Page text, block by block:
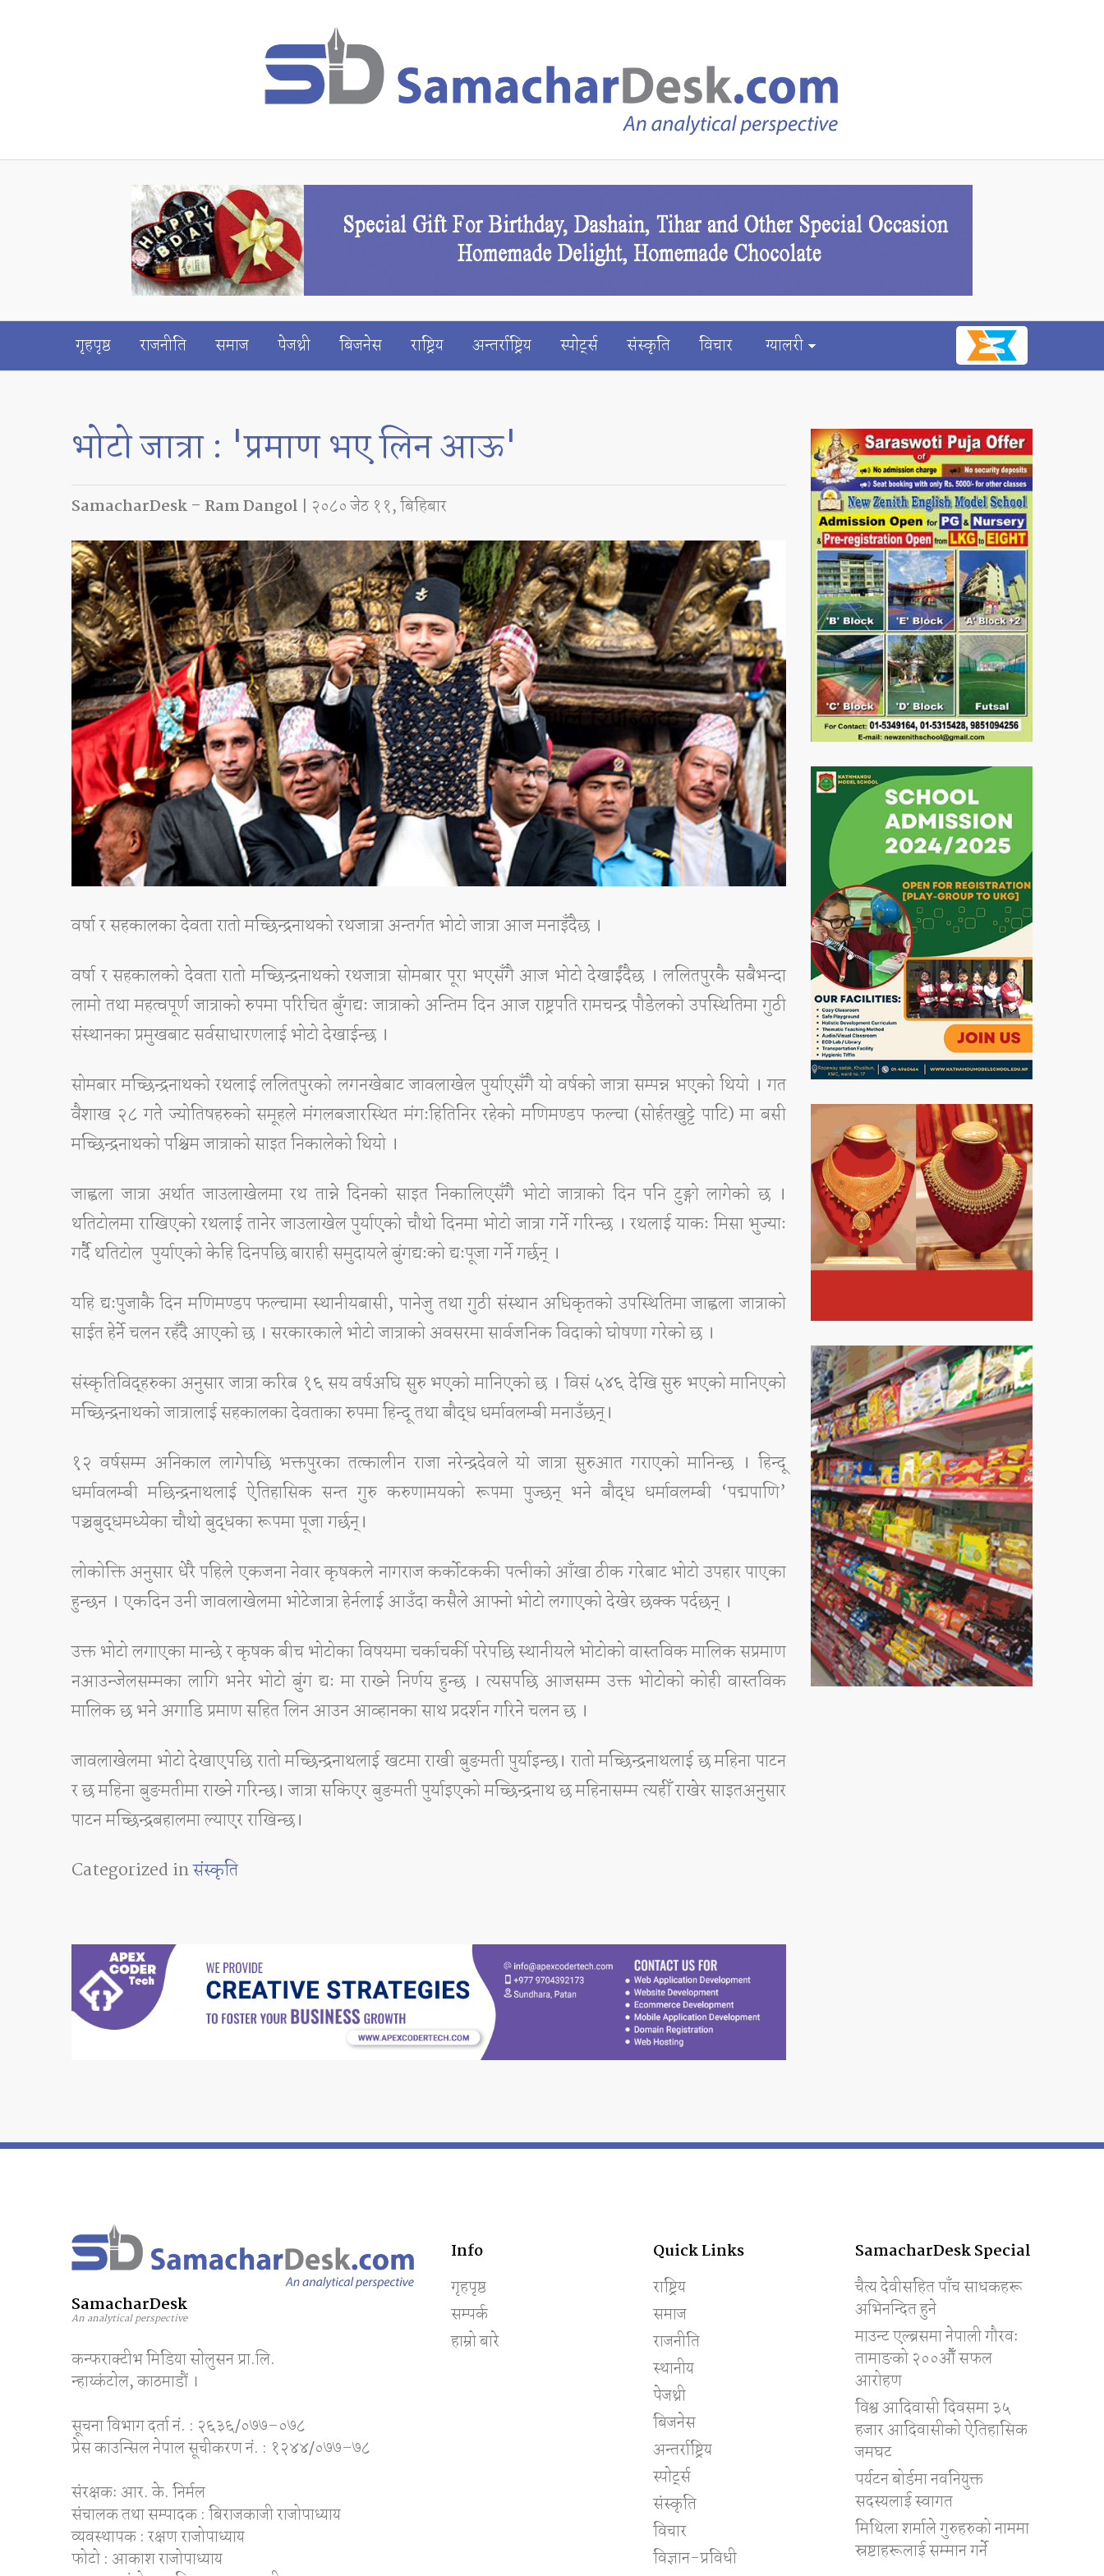
गृहपृष्ठ राजनीति समाज पेजथ्री बिजनेस राष्ट्रिय अन्तर्राष्ट्रिय स्पाेर्ट्स संस्कृति विचार ग्यालरी
भोटो जात्रा : 'प्रमाण भए लिन आऊ'
SamacharDesk – Ram Dangol | २०८० जेठ ११, बिहिबार
वर्षा र सहकालका देवता रातो मच्छिन्द्रनाथको रथजात्रा अन्तर्गत भोटो जात्रा आज मनाइँदैछ ।
वर्षा र सहकालको देवता रातो मच्छिन्द्रनाथको रथजात्रा सोमबार पूरा भएसँगै आज भोटो देखाईंदैछ । ललितपुरकै सबैभन्दा
लामो तथा महत्वपूर्ण जात्राको रुपमा परिचित बुँगद्यः जात्राको अन्तिम दिन आज राष्ट्रपति रामचन्द्र पौडेलको उपस्थितिमा गुठी
संस्थानका प्रमुखबाट सर्वसाधारणलाई भोटो देखाईन्छ ।
सोमबार मच्छिन्द्रनाथको रथलाई ललितपुरको लगनखेबाट जावलाखेल पुर्याएसँगै यो वर्षको जात्रा सम्पन्न भएको थियो । गत
वैशाख २८ गते ज्योतिषहरुको समूहले मंगलबजारस्थित मंगःहितिनिर रहेको मणिमण्डप फल्चा (सोर्हतखुट्टे पाटि) मा बसी
मच्छिन्द्रनाथको पश्चिम जात्राको साइत निकालेको थियो ।
जाह्वला जात्रा अर्थात जाउलाखेलमा रथ तान्ने दिनको साइत निकालिएसँगै भोटो जात्राको दिन पनि टुङ्गो लागेको छ ।
थतिटोलमा राखिएको रथलाई तानेर जाउलाखेल पुर्याएको चौथो दिनमा भोटो जात्रा गर्ने गरिन्छ । रथलाई याकः मिसा भुज्याः
गर्दै थतिटोल पुर्याएको केहि दिनपछि बाराही समुदायले बुंगद्यःको द्यःपूजा गर्ने गर्छन् ।
यहि द्यःपुजाकै दिन मणिमण्डप फल्चामा स्थानीयबासी, पानेजु तथा गुठी संस्थान अधिकृतको उपस्थितिमा जाह्वला जात्राको
साईत हेर्ने चलन रहँदै आएको छ । सरकारकाले भोटो जात्राको अवसरमा सार्वजनिक विदाको घोषणा गरेको छ ।
संस्कृतिविद्हरुका अनुसार जात्रा करिब १६ सय वर्षअघि सुरु भएको मानिएको छ । विसं ५४६ देखि सुरु भएको मानिएको
मच्छिन्द्रनाथको जात्रालाई सहकालका देवताका रुपमा हिन्दू तथा बौद्ध धर्मावलम्बी मनाउँछन्।
१२ वर्षसम्म अनिकाल लागेपछि भक्तपुरका तत्कालीन राजा नरेन्द्रदेवले यो जात्रा सुरुआत गराएको मानिन्छ । हिन्दू
धर्मावलम्बी मछिन्द्रनाथलाई ऐतिहासिक सन्त गुरु करुणामयको रूपमा पुज्छन् भने बौद्ध धर्मावलम्बी ‘पद्मपाणि’
पञ्चबुद्धमध्येका चौथो बुद्धका रूपमा पूजा गर्छन्।
लोकोक्ति अनुसार धेरै पहिले एकजना नेवार कृषकले नागराज कर्कोटककी पत्नीको आँखा ठीक गरेबाट भोटो उपहार पाएका
हुन्छन । एकदिन उनी जावलाखेलमा भोटेजात्रा हेर्नलाई आउँदा कसैले आफ्नो भोटो लगाएको देखेर छक्क पर्दछन् ।
उक्त भोटो लगाएका मान्छे र कृषक बीच भोटोका विषयमा चर्काचर्की परेपछि स्थानीयले भोटोको वास्तविक मालिक सप्रमाण
नआउन्जेलसम्मका लागि भनेर भोटो बुंग द्यः मा राख्ने निर्णय हुन्छ । त्यसपछि आजसम्म उक्त भोटोको कोही वास्तविक
मालिक छ भने अगाडि प्रमाण सहित लिन आउन आव्हानका साथ प्रदर्शन गरिने चलन छ ।
जावलाखेलमा भोटो देखाएपछि रातो मच्छिन्द्रनाथलाई खटमा राखी बुङमती पुर्याइन्छ। रातो मच्छिन्द्रनाथलाई छ महिना पाटन
र छ महिना बुङमतीमा राख्ने गरिन्छ। जात्रा सकिएर बुङमती पुर्याइएको मच्छिन्द्रनाथ छ महिनासम्म त्यहीँ राखेर साइतअनुसार
पाटन मच्छिन्द्रबहालमा ल्याएर राखिन्छ।
Categorized inसंस्कृति
SamacharDesk
An analytical perspective
कन्फराक्टीभ मिडिया साेलुसन प्रा.लि.
न्हाय्कंटाेल, काठमाडाैं ।
सूचना विभाग दर्ता नं. : २६३६/०७७–०७८
प्रेस काउन्सिल नेपाल सूचीकरण नं. : १२४४/०७७–७८
संरक्षकः आर. के. निर्मल
संचालक तथा सम्पादक : बिराजकाजी राजोपाध्याय
व्यवस्थापक : रक्षण राजोपाध्याय
फोटो : आकाश राजोपाध्याय
Info
गृहपृष्ठ
सम्पर्क
हाम्रो बारे
Quick Links
राष्ट्रिय
समाज
राजनीति
स्थानीय
पेजथ्री
बिजनेस
अन्तर्राष्ट्रिय
स्पाेर्ट्स
संस्कृति
विचार
विज्ञान-प्रविधी
SamacharDesk Special
चैत्य देवीसहित पाँच साधकहरू
अभिनन्दित हुने
माउन्ट एल्ब्रसमा नेपाली गौरवः
तामाङको २००औँ सफल
आरोहण
विश्व आदिवासी दिवसमा ३५
हजार आदिवासीको ऐतिहासिक
जमघट
पर्यटन बोर्डमा नवनियुक्त
सदस्यलाई स्वागत
मिथिला शर्माले गुरुहरुको नाममा
स्रष्टाहरूलाई सम्मान गर्ने